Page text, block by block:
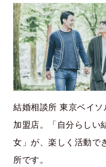
結婚相談所 東京ベイ
加盟店。
「自分らし
女」が、楽しく活動で
所です。